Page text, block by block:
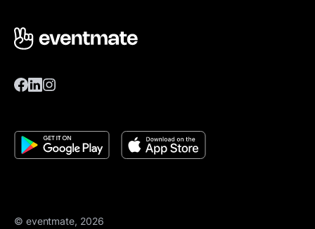
© eventmate, 2026